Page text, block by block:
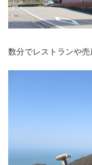
数分でレストランや売